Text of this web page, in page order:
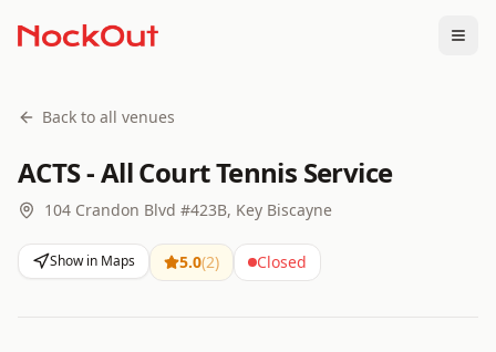
Back to all venues
ACTS - All Court Tennis Service
104 Crandon Blvd #423B, Key Biscayne
Show in Maps 5.0(2) Closed